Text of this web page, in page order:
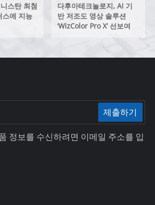
스탄 최첨
스에 지능
다후아테크놀로지, AI 기
반 저조도 영상 솔루션
‘WizColor Pro X’ 선보여
제출하기
정보를 수신하려면 이메일 주소를 입